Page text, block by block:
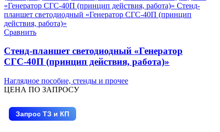
Сравнить
Стенд-планшет светодиодный «Генератор
СГС-40П (принцип действия, работа)»
Наглядное пособие, стенды и прочее
ЦЕНА ПО ЗАПРОСУ
Запрос ТЗ и КП